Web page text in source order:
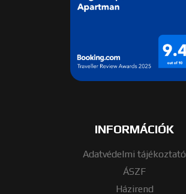
INFORMÁCIÓK
Adatvédelmi tájékoztató
ÁSZF
Házirend